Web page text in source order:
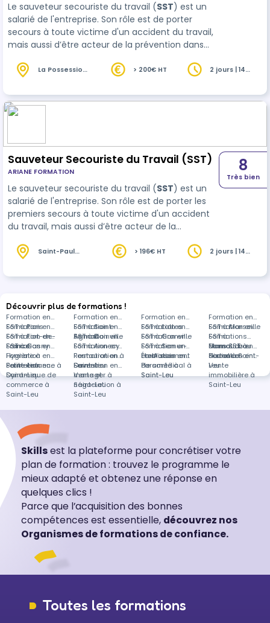
Le sauveteur secouriste du travail (SST) est un
salarié de l'entreprise. Son rôle est de porter
secours à toute victime d'un accident du travail,
mais aussi d’être acteur de la prévention dans
régulièrement formé. Un recyclage est
La Possession
> 200€ HT
2 jours | 14
Sauveteur Secouriste du Travail (SST)
ARIANE FORMATION
Le sauveteur secouriste du travail (SST) est un
salarié de l'entreprise. Son rôle est de porter les
premiers secours à toute victime d'un accident
du travail, mais aussi d’être acteur de la
entreprise. Pour cela, il doit être régulièrement …
8
Très bien
Saint-Paul
> 196€ HT
2 jours | 14
Découvrir plus de formations !
Formation en
SST à Paris
Formation en
SST à Saint-
Agnant
Formation en
SST à Lattes
Formation en
SST à Marseille
Formation en
SST à Fort-de-
France
Formation en
SST à Dainville
Formation en
SST à Granville
Formation en
SST à
Mamoudzou
Formation en
SST à Gasny
Formation en
SST à Annecy
Formation en
SST à Semur-
en-Auxois
Formations
dans SST à
distance
Formation en
Hygiène à
Saint-Leu
Formation en
Restauration à
Saint-Leu
Formation en
Établissement
de santé à
Saint-Leu
Formation en
Social à Saint-
Leu
Formation en
Petite enfance à
Saint-Leu
Formation en
Devenir
manager à
Saint-Leu
Formation en
Paramédical à
Saint-Leu
Formation en
Vente
immobilière à
Saint-Leu
Formation en
Dynamique de
commerce à
Saint-Leu
Formation en
Vente et
négociation à
Saint-Leu
Skillsest la plateforme pour concrétiser votre
plan de formation : trouvez le programme le
mieux adapté et obtenez une réponse en
quelques clics !
Parce que l’acquisition des bonnes
compétences est essentielle, découvrez nos
Organismes de formations de confiance.
Toutes les formations